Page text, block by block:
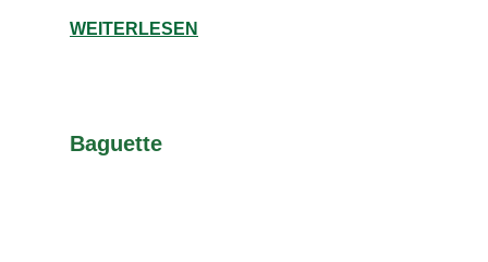
WEITERLESEN
Baguette